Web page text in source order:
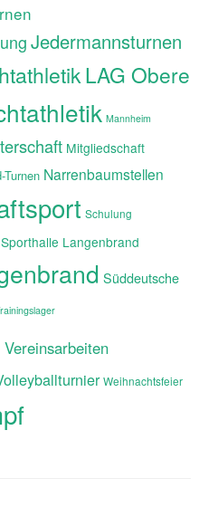
Jedermannsturnen
LAG Obere
Mannheim
Mitgliedschaft
Turnen Narrenbaumstellen
Schulung
Sporthalle Langenbrand
Süddeutsche
Vereinsarbeiten
Weihnachtsfeier